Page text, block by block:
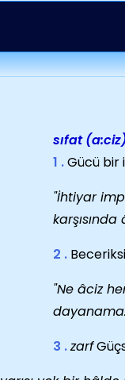
sıfat
1 .Gücü bir
"İhtiyar
2 .
"Ne âciz
3 .zarf